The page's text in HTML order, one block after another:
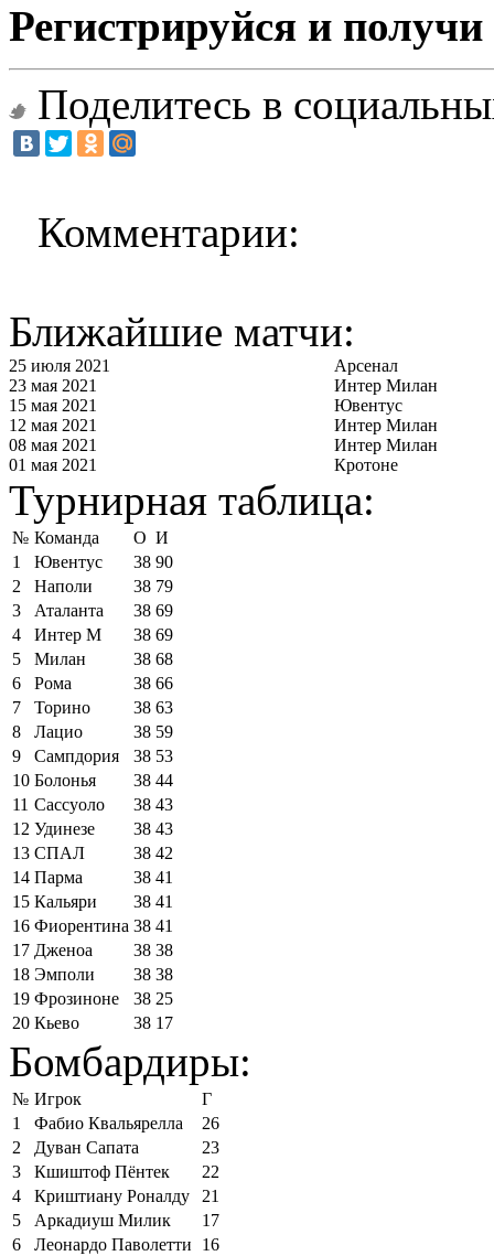
Регистрируйся и
Поделитесь в
Комментарии:
Ближайшие матчи:
25 июля 2021
Арсенал
23 мая 2021
Интер Милан
15 мая 2021
Ювентус
12 мая 2021
Интер Милан
08 мая 2021
Интер Милан
01 мая 2021
Кротоне
Турнирная таблица:
№ Команда О И
1
Ювентус 38 90
2
Наполи 38 79
3
Аталанта 38 69
4
Интер М 38 69
5
Милан 38 68
6
Рома 38 66
7
Торино 38 63
8
Лацио 38 59
9
Сампдория 38 53
10 Болонья 38 44
11 Сассуоло 38 43
12 Удинезе 38 43
13 СПАЛ 38 42
14 Парма 38 41
15 Кальяри 38 41
16 Фиорентина 38 41
17 Дженоа 38 38
18 Эмполи 38 38
19 Фрозиноне 38 25
20 Кьево 38 17
Бомбардиры:
№ Игрок
Г
1
Фабио Квальярелла
26
2
Дуван Сапата
23
3
Кшиштоф Пёнтек
22
4
Криштиану Роналду
21
5
Аркадиуш Милик
17
6
Леонардо Паволетти
16